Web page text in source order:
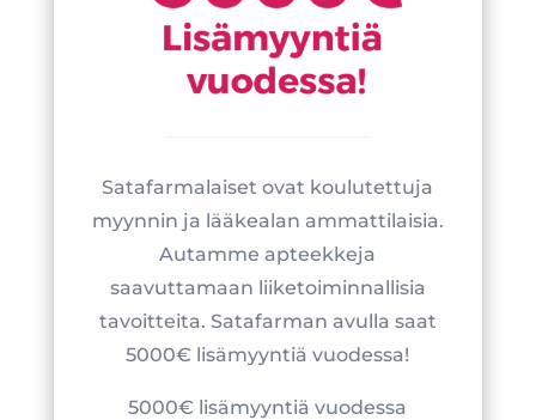
Satafarmalaiset ovat koulutettuja
myynnin ja lääkealan ammattilaisia.
Autamme apteekkeja
saavuttamaan liiketoiminnallisia
tavoitteita. Satafarman avulla saat
5000€ lisämyyntiä vuodessa!
5000€ lisämyyntiä vuodessa